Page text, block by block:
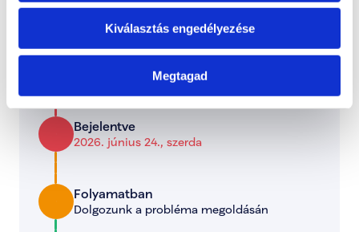
Kiválasztás engedélyezése
Megtagad
0 hozzászólás Időrendi sorrendbe rendezve
Státusz
Itt láthatod, hogy a bejelentett probléma jelenleg
Bejelentve
2026. június 24., szerda
Folyamatban
Dolgozunk a probléma megoldásán